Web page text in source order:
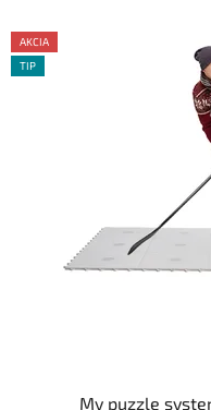
AKCIA
TIP
My puzzle